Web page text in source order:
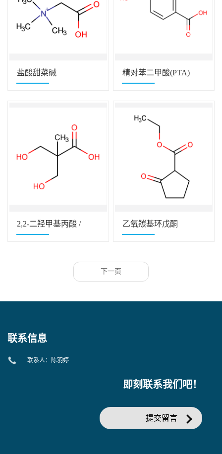
盐酸甜菜碱 精对苯二甲酸(PTA)
2,2-二羟甲基丙酸 /
乙氧羰基环戊酮
下一页
联系信息
联系人：陈羽婷
即刻联系我们吧！
提交留言